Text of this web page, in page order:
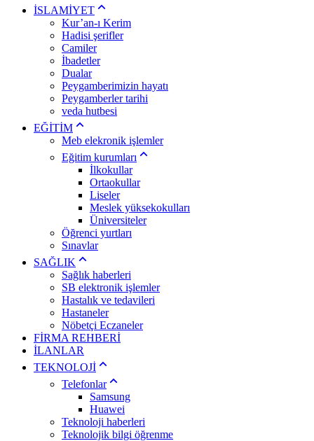
İSLAMİYET
Kur’an-ı Kerim
Hadisi şerifler
Camiler
İbadetler
Dualar
Peygamberimizin hayatı
Peygamberler tarihi
veda hutbesi
EĞİTİM
Meb elekronik işlemler
Eğitim kurumları
İlkokullar
Ortaokullar
Liseler
Meslek yüksekokulları
Üniversiteler
Öğrenci yurtları
Sınavlar
SAĞLIK
Sağlık haberleri
SB elektronik işlemler
Hastalık ve tedavileri
Hastaneler
Nöbetçi Eczaneler
FİRMA REHBERİ
İLANLAR
TEKNOLOJİ
Telefonlar
Samsung
Huawei
Teknoloji haberleri
Teknolojik bilgi öğrenme